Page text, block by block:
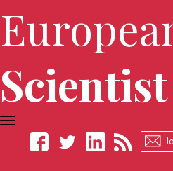
Scientist
TOGGLE
NAVIGATION